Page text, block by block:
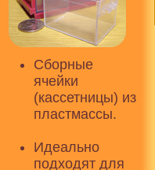
Сборные
ячейки
(кассетницы) из
пластмассы.
Идеально
подходят для